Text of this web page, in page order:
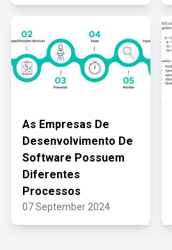
As Empresas De
Desenvolvimento De
Software Possuem
Diferentes
Processos
07 September 2024